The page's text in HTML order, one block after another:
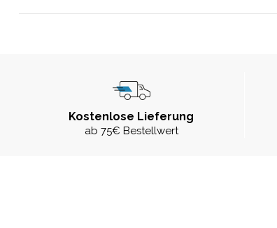
Kostenlose Lieferung
ab 75€ Bestellwert